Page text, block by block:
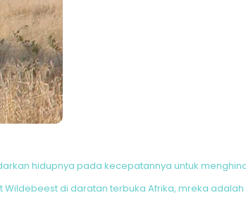
hidupnya pada kecepatannya untuk
di daratan terbuka Afrika, mreka